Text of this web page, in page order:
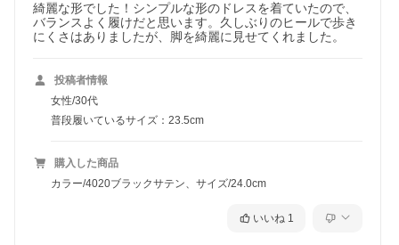
綺麗な形でした！シンプルな形のドレスを着ていたので、
バランスよく履けだと思います。久しぶりのヒールで歩き
にくさはありましたが、脚を綺麗に見せてくれました。
投稿者情報
女性/30代
普段履いているサイズ：23.5cm
購入した商品
カラー/4020ブラックサテン、サイズ/24.0cm
いいね 1